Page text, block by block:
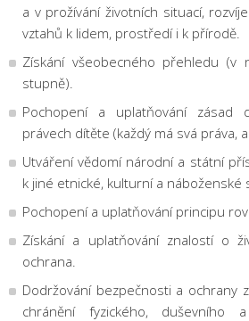
a v prožívání životních situací,
vztahů k lidem, prostředí i k přírodě.
Získání všeobecného přehledu (v
stupně).
Pochopení a uplatňování zásad
právech dítěte (každý má svá práva,
Utváření vědomí národní a státní
k jiné etnické, kulturní a náboženské
Pochopení a uplatňování principu
Získání a uplatňování znalostí o
ochrana.
Dodržování bezpečnosti a ochrany
chránění fyzického, duševního